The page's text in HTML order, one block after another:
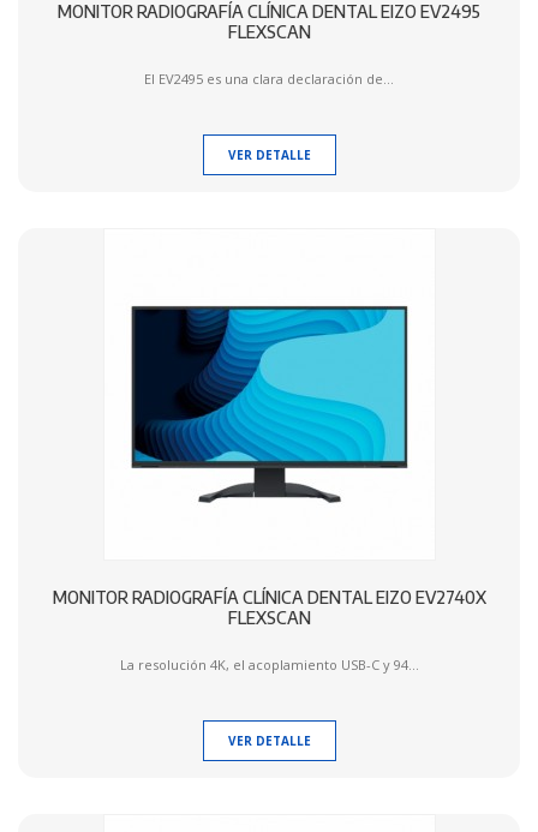
MONITOR RADIOGRAFÍA CLÍNICA DENTAL EIZO EV2495
FLEXSCAN
El EV2495 es una clara declaración de...
VER DETALLE
MONITOR RADIOGRAFÍA CLÍNICA DENTAL EIZO EV2740X
FLEXSCAN
La resolución 4K, el acoplamiento USB-C y 94...
VER DETALLE